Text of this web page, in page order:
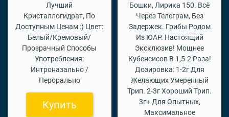
Лучший
Кристаллогидрат, По
Доступным Ценам :) Цвет:
Белый/Кремовый/
Прозрачный Способы
Употребления:
Интроназально /
Перорально
Купить
Бошки, Лирика 150. Всё
Через Телеграм, Без
Задержек. Грибы Родом
Из ЮАР. Настоящий
Эксклюзив! Мощнее
Кубенсисов В 1,5-2 Раза!
Дозировка: 1-2г Для
Желающих Умеренный
Трип. 2-3г Хороший Трип.
3г+ Для Опытных,
Максимальное